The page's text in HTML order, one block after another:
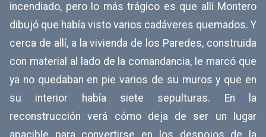
incendiado, pero lo más trágico es que allí Montero
dibujó que había visto varios cadáveres quemados. Y
cerca de allí, a la vivienda de los Paredes, construida
con material al lado de la comandancia, le marcó que
ya no quedaban en pie varios de su muros y que en
su interior había siete sepulturas. En la
reconstrucción verá cómo deja de ser un lugar
apacible para convertirse en los despojos de la